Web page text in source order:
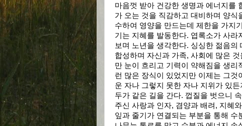
마음껏 받아 건강한 생명과 에너지를
가 오는 것을 직감하고 대비하며 양
수하여 영양을 만드는데 제한을 가지
기는 지혜를 발동한다. 엽록소가 사
보며 노년을 생각한다. 싱싱한 젊음
합성하며 자신과 가족, 사회에 많은
만 눈이 흐리고 기력이 약해짐을 생
런 많은 장식이 있었지만 이제는 그것
운 자나 그렇지 못한 자나 지위가 있
두가 같은 길을 간다. 껍질을 벗으니
주신 사랑과 인자, 겸양과 배려, 지혜
잎과 줄기가 연결되는 부분을 통해 수